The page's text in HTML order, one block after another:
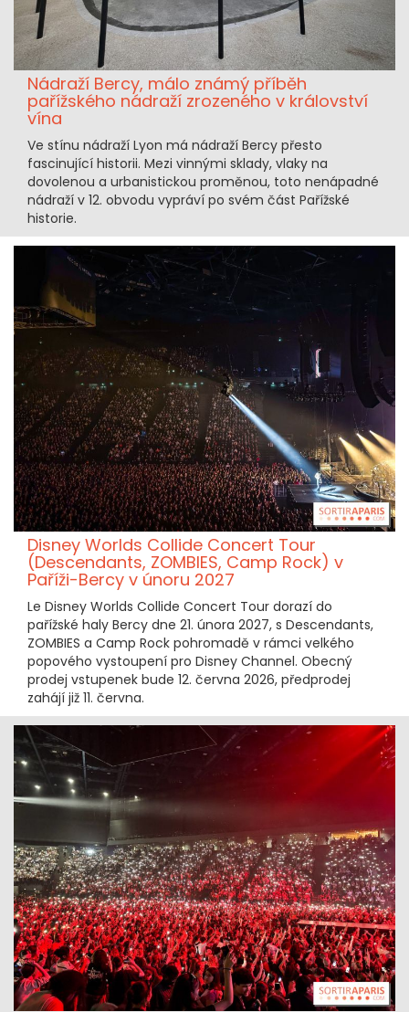
Nádraží Bercy, málo známý příběh
pařížského nádraží zrozeného v království
vína
Ve stínu nádraží Lyon má nádraží Bercy přesto
fascinující historii. Mezi vinnými sklady, vlaky na
dovolenou a urbanistickou proměnou, toto nenápadné
nádraží v 12. obvodu vypráví po svém část Pařížské
historie.
Disney Worlds Collide Concert Tour
(Descendants, ZOMBIES, Camp Rock) v
Paříži-Bercy v únoru 2027
Le Disney Worlds Collide Concert Tour dorazí do
pařížské haly Bercy dne 21. února 2027, s Descendants,
ZOMBIES a Camp Rock pohromadě v rámci velkého
popového vystoupení pro Disney Channel. Obecný
prodej vstupenek bude 12. června 2026, předprodej
zahájí již 11. června.